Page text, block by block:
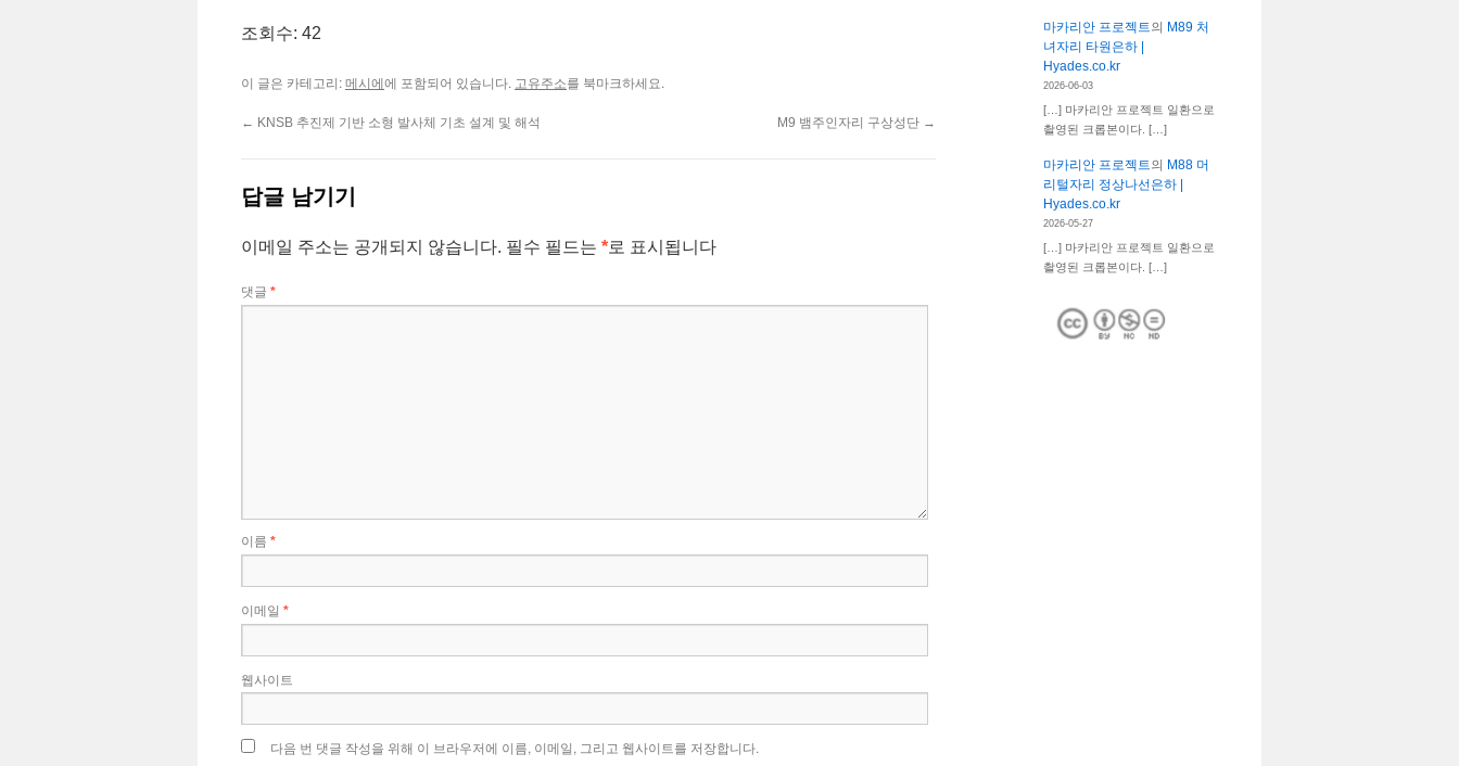
조회수: 42
이 글은 카테고리: 메시에에 포함되어 있습니다. 고유주소를 북마크하세요.
← KNSB 추진제 기반 소형 발사체 기초 설계 및 해석 M9 뱀주인자리 구상성단 →
답글 남기기
이메일 주소는 공개되지 않습니다. 필수 필드는 *로 표시됩니다
댓글 *
이름 *
이메일 *
웹사이트
다음 번 댓글 작성을 위해 이 브라우저에 이름, 이메일, 그리고 웹사이트를 저장합니다.
마카리안 프로젝트의 M89 처
녀자리 타원은하 |
Hyades.co.kr
2026-06-03
[…] 마카리안 프로젝트 일환으로
촬영된 크롭본이다. […]
마카리안 프로젝트의 M88 머
리털자리 정상나선은하 |
Hyades.co.kr
2026-05-27
[…] 마카리안 프로젝트 일환으로
촬영된 크롭본이다. […]